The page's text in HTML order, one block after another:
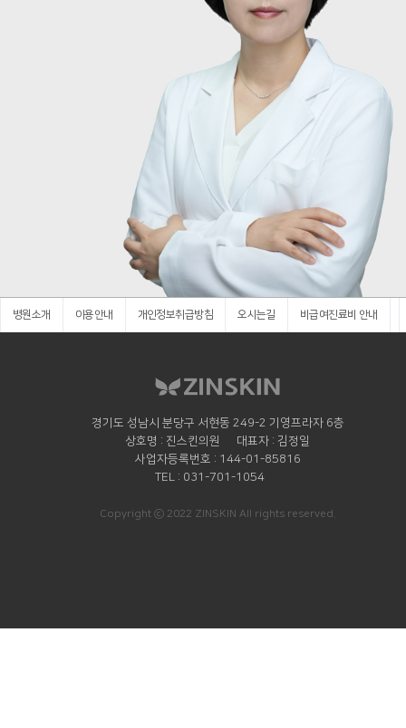
병원소개 이용안내 개인정보취급방침 오시는길 비급여진료비 안내
경기도 성남시 분당구 서현동 249-2 기영프라자 6층
상호명
진스킨의원 대표자
김정일
사업자등록번호
144-01-85816
TEL
031-701-1054
Copyright ⓒ 2022 ZINSKIN All rights reserved.